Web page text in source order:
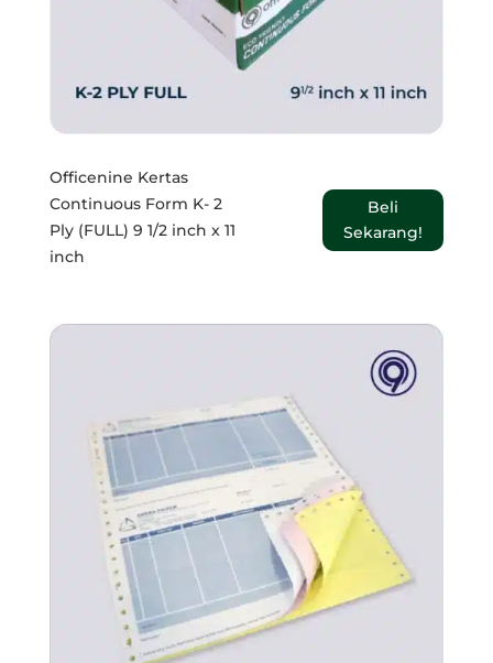
Officenine Kertas
Continuous Form K- 2
Ply (FULL) 9 1/2 inch x 11
inch
Beli
Sekarang!